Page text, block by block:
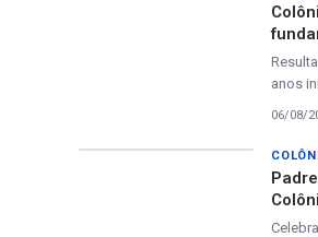
anos
06/08/